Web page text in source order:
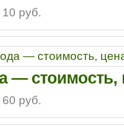
10 руб.
—
60 руб.